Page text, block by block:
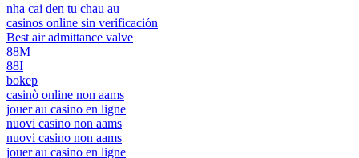
nha cai den tu chau au
casinos online sin verificación
Best air admittance valve
88M
88I
bokep
casinò online non aams
jouer au casino en ligne
nuovi casino non aams
nuovi casino non aams
jouer au casino en ligne